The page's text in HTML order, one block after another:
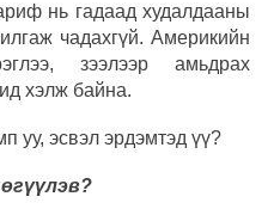
нь гадаад худалдааны
чадахгүй. Америкийн
зээлээр амьдрах
хэлж байна.
уу, эсвэл эрдэмтэд үү?